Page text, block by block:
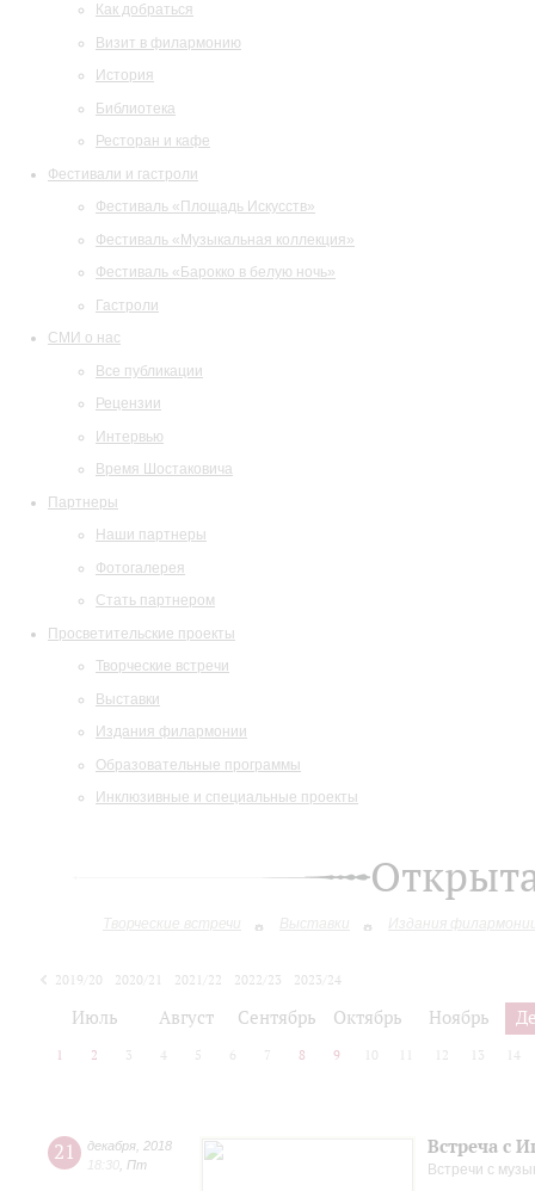
Как добраться
Визит в филармонию
История
Библиотека
Ресторан и кафе
Фестивали и гастроли
Фестиваль «Площадь Искусств»
Фестиваль «Музыкальная коллекция»
Фестиваль «Барокко в белую ночь»
Гастроли
СМИ о нас
Все публикации
Рецензии
Интервью
Время Шостаковича
Партнеры
Наши партнеры
Фотогалерея
Стать партнером
Просветительские проекты
Творческие встречи
Выставки
Издания филармонии
Образовательные программы
Инклюзивные и специальные проекты
Творческие встречи Выставки Издания
2019/20 2020/21 2021/22 2022/23
2023/24
Июль Август Сентябрь Октябрь Ноябрь
1 2 3 4 5 6 7 8 9 10 12 13 14
21 декабря 2018
18:30 Пт
Встреча с
Встречи с